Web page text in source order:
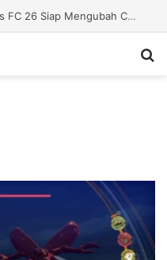
Fitur Gameplay Baru EA Sports FC 26 Siap Mengubah Cara Bermain di Lapangan Virtual